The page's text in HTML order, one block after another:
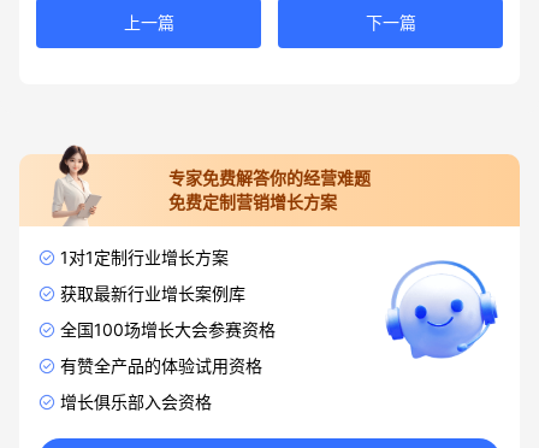
上一篇 下一篇
专家免费解答你的经营难题
免费定制营销增长方案
1对1定制行业增长方案
获取最新行业增长案例库
全国100场增长大会参赛资格
有赞全产品的体验试用资格
增长俱乐部入会资格